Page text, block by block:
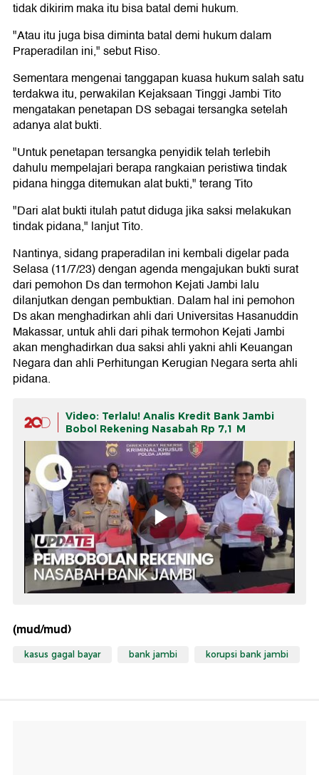
tidak dikirim maka itu bisa batal demi hukum.
"Atau itu juga bisa diminta batal demi hukum dalam
Praperadilan ini," sebut Riso.
Sementara mengenai tanggapan kuasa hukum salah satu
terdakwa itu, perwakilan Kejaksaan Tinggi Jambi Tito
mengatakan penetapan DS sebagai tersangka setelah
adanya alat bukti.
"Untuk penetapan tersangka penyidik telah terlebih
dahulu mempelajari berapa rangkaian peristiwa tindak
pidana hingga ditemukan alat bukti," terang Tito
"Dari alat bukti itulah patut diduga jika saksi melakukan
tindak pidana," lanjut Tito.
Nantinya, sidang praperadilan ini kembali digelar pada
Selasa (11/7/23) dengan agenda mengajukan bukti surat
dari pemohon Ds dan termohon Kejati Jambi lalu
dilanjutkan dengan pembuktian. Dalam hal ini pemohon
Ds akan menghadirkan ahli dari Universitas Hasanuddin
Makassar, untuk ahli dari pihak termohon Kejati Jambi
akan menghadirkan dua saksi ahli yakni ahli Keuangan
Negara dan ahli Perhitungan Kerugian Negara serta ahli
pidana.
Video: Terlalu! Analis Kredit Bank Jambi
Bobol Rekening Nasabah Rp 7,1 M
(mud/mud)
kasus gagal bayar bank jambi korupsi bank jambi